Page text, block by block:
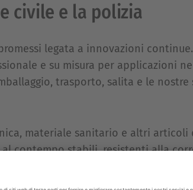
civile e la polizia
legata a innovazioni
e su misura per applicazioni
trasporto, salita e le
materiale sanitario e altri articoli
contempo stabili, resistenti alla